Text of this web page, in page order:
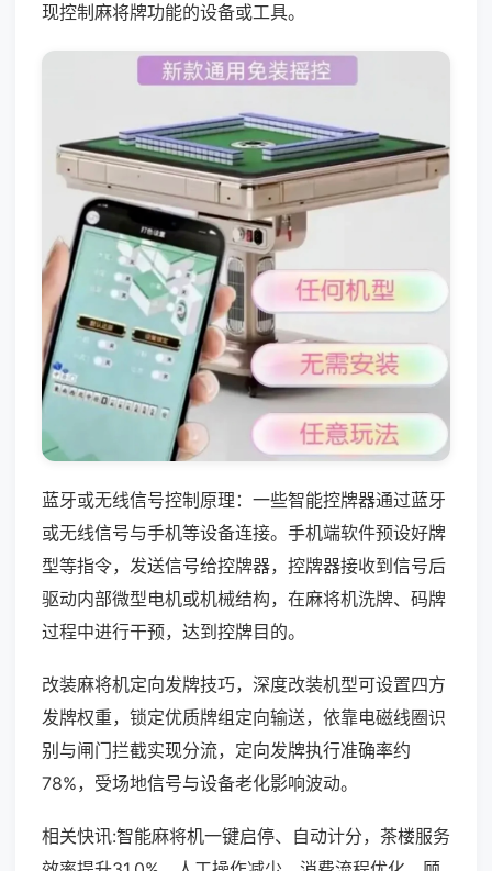
现控制麻将牌功能的设备或工具。
蓝牙或无线信号控制原理：一些智能控牌器通过蓝牙
或无线信号与手机等设备连接。手机端软件预设好牌
型等指令，发送信号给控牌器，控牌器接收到信号后
驱动内部微型电机或机械结构，在麻将机洗牌、码牌
过程中进行干预，达到控牌目的。
改装麻将机定向发牌技巧，深度改装机型可设置四方
发牌权重，锁定优质牌组定向输送，依靠电磁线圈识
别与闸门拦截实现分流，定向发牌执行准确率约
78%，受场地信号与设备老化影响波动。
相关快讯:智能麻将机一键启停、自动计分，茶楼服务